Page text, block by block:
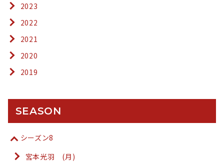
2023
2022
2021
2020
2019
SEASON
シーズン8
宮本光羽 (月)